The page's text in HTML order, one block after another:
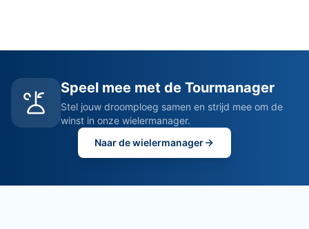
Speel mee met de Tourmanager
Stel jouw droomploeg samen en strijd mee om de
winst in onze wielermanager.
Naar de wielermanager